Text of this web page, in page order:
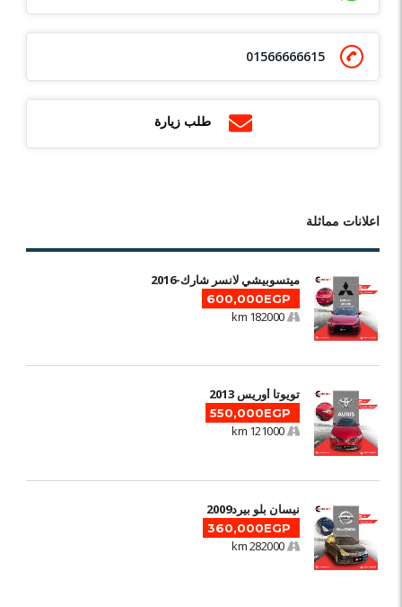
01566666615
طلب زيارة
اعلانات مماثلة
ميتسوبيشي لانسر شارك-2016
600,000EGP
182000 km
تويوتا أوريس 2013
550,000EGP
121000 km
نيسان بلو بيرد2009
360,000EGP
282000 km